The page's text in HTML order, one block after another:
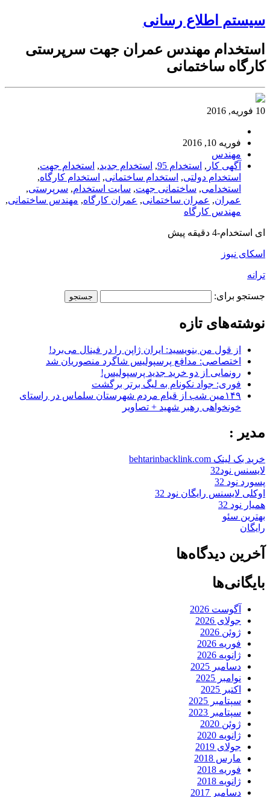
سیستم اطلاع رسانی
استخدام مهندس عمران جهت سرپرستی
کارگاه ساختمانی
10 فوریه, 2016
فوریه 10, 2016
مهندس
آگهی کار , استخدام 95 , استخدام جدید, استخدام جهت,
استخدام دولتی, استخدام ساختمانی, استخدام کارگاه,
استخدامی, ساختمانی جهت, سایت استخدام, سرپرستی,
عمران, عمران ساختمانی, عمران کارگاه, مهندس ساختمانی,
مهندس کارگاه
ای استخدام-4 دقیقه پیش
اسکای نیوز
ترانه
جستجو برای:
نوشته‌های تازه
از قول من بنویسید: ایران ژاپن را در فینال می‌برد!
اختصاصی: مدافع پرسپولیس شاگرد منصوریان شد
رونمایی از دو خرید جدید پرسپولیس!
فوری: جواد نکونام به لیگ برتر برگشت
۱۴۹مین شب از قیام مردم شهرستان سلماس در راستای
خونخواهی رهبر شهید + تصاویر
مدیر :
خرید بک لینک behtarinbacklink.com
لایسنس نود32
پسورد نود 32
اوکلی لایسنس رایگان نود 32
همیار نود 32
بهترین سئو
رایگان
آخرین دیدگاه‌ها
بایگانی‌ها
آگوست 2026
جولای 2026
ژوئن 2026
فوریه 2026
ژانویه 2026
دسامبر 2025
نوامبر 2025
اکتبر 2025
سپتامبر 2025
سپتامبر 2023
ژوئن 2020
ژانویه 2020
جولای 2019
مارس 2018
فوریه 2018
ژانویه 2018
دسامبر 2017